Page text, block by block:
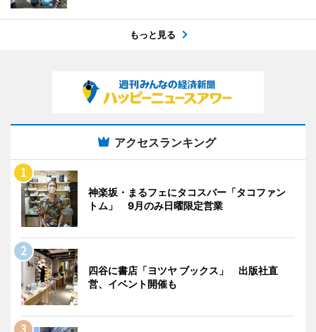
もっと見る
アクセスランキング
神楽坂・まるフェにタコスバー「タコファン
トム」 9月のみ日曜限定営業
四谷に書店「ヨツヤ ブックス」 出版社直
営、イベント開催も